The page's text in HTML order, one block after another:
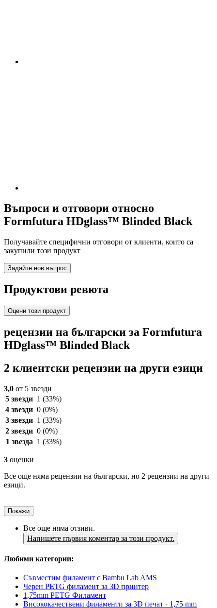
Въпроси и отговори относно
Formfutura HDglass™ Blinded Black
Получавайте специфични отговори от клиенти, които са
закупили този продукт
Задайте нов въпрос
Продуктови ревюта
Оцени този продукт
рецензии на български за Formfutura
HDglass™ Blinded Black
2 клиентски рецензии на други езици
3,0 от 5 звезди
5 звезди 1 (33%)
4 звезди 0 (0%)
3 звезди 1 (33%)
2 звезди 0 (0%)
1 звезда 1 (33%)
3 оценки
Все още няма рецензии на български, но 2 рецензии на други
езици.
Покажи
Все още няма отзиви.
Напишете първия коментар за този продукт.
Любими категории:
Съвместим филамент с Bambu Lab AMS
Черен PETG филамент за 3D принтер
1,75mm PETG Филамент
Висококачествени филаменти за 3D печат - 1,75 mm